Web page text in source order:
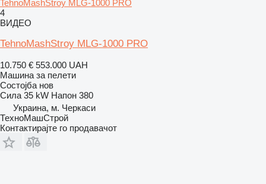
TehnoMashStroy MLG-1000 PRO
4
ВИДЕО
TehnoMashStroy MLG-1000 PRO
10.750 € 553.000 UAH
Машина за пелети
Состојба нов
Сила 35 kW Напон 380
Украина, м. Черкаси
ТехноМашСтрой
Контактирајте го продавачот